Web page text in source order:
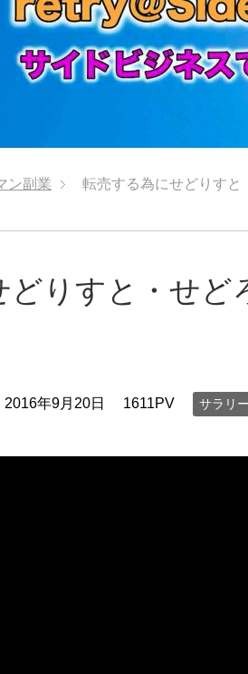
ン副業 転売する為にせどりすと
りすと・せど
2016年9月20日 1611PV サラリ